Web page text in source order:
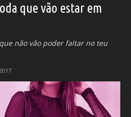
que vão estar em
não vão poder faltar no teu